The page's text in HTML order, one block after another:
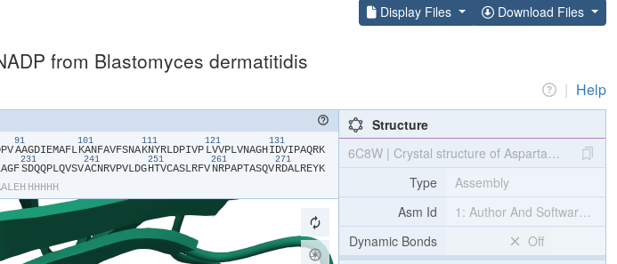
Display Files Download Files
from Blastomyces dermatitidis
| Help
​P​​V​
91
​A​​A​​G​​D​​I​​E​​M​​A​​F​​L​
101
​K​​A​​N​​F​​A​​V​​F​​S​​N​​A​
111
​K​​N​​Y​​R​​L​​D​​P​​I​​V​​P​
121
​L​​V​​V​​P​​L​​V​​N​​A​​G​​H​
131
​I​​D​​V​​I​​P​​A​​Q​​R​​K​
​A​​G​​F​
231
​S​​D​​Q​​Q​​P​​L​​Q​​V​​S​​V​
241
​A​​C​​N​​R​​V​​P​​V​​L​​D​​G​
251
​H​​T​​V​​C​​A​​S​​L​​R​​F​​V​
261
​N​​R​​P​​A​​P​​T​​A​​S​​Q​​V​
271
​R​​D​​A​​L​​R​​E​​Y​​K​
​A​​L​​E​​H​ ​H​​H​​H​​H​​H​
Structure
6C8W | Crystal structure of Aspartate
Type
Assembly
Asm Id
1: Author And Software
Dynamic Bonds
Off